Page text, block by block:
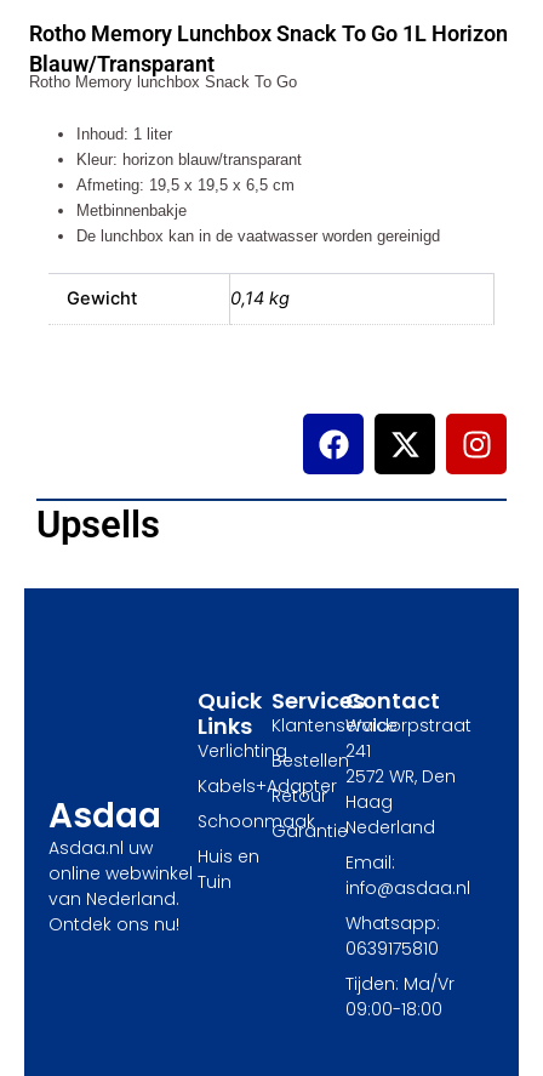
To
Go
1L
Blauw/Transparant
aantal
Rotho Memory Lunchbox Snack To Go 1L Horizon
Blauw/Transparant
Rotho Memory lunchbox Snack To Go
Inhoud: 1 liter
Kleur: horizon blauw/transparant
Afmeting: 19,5 x 19,5 x 6,5 cm
Metbinnenbakje
De lunchbox kan in de vaatwasser worden gereinigd
Gewicht 0,14 kg
F
a
o
X
-
t
I
n
g
Upsells
Asdaa
Asdaa.nl uw
online webwinkel
van Nederland.
Ontdek ons nu!
Services
Klantenservice
Bestellen
Retour
Garantie
Quick
Links
Verlichting
Kabels+Adapter
Schoonmaak
Huis en
Tuin
Contact
Waldorpstraat
241
2572 WR, Den
Haag
Nederland
Email:
info@asdaa.nl
Whatsapp:
0639175810
Tijden: Ma/Vr
09:00-18:00